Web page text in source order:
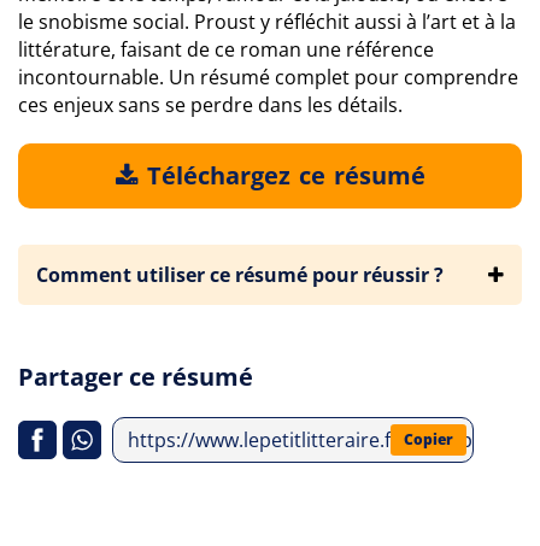
le snobisme social. Proust y réfléchit aussi à l’art et à la
littérature, faisant de ce roman une référence
incontournable. Un résumé complet pour comprendre
ces enjeux sans se perdre dans les détails.
Téléchargez ce résumé
Comment utiliser ce résumé pour réussir ?
Partager ce résumé
https://www.lepetitlitteraire.fr/index.php/
Copier